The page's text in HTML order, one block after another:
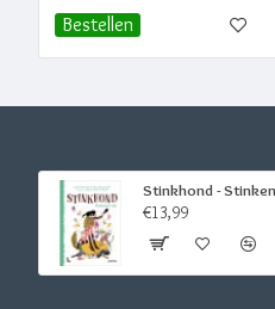
Bestellen
Stinkhond -
€13,99